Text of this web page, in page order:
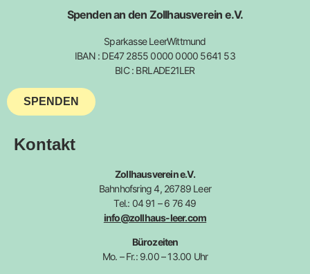
Spenden an den Zollhausverein e.V.
Sparkasse LeerWittmund
IBAN : DE47 2855 0000 0000 5641 53
BIC : BRLADE21LER
SPENDEN
Kontakt
Zollhausverein e.V.
Bahnhofsring 4, 26789 Leer
Tel.: 04 91 – 6 76 49
info@zollhaus-leer.com
Bürozeiten
Mo. – Fr.: 9.00 – 13.00 Uhr